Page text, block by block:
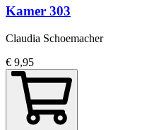
Kamer 303
Claudia Schoemacher
€ 9,95